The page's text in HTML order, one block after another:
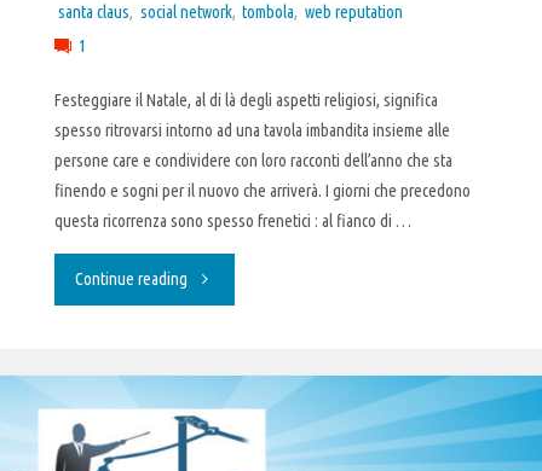
santa claus, social network, tombola, web reputation
1
Festeggiare il Natale, al di là degli aspetti religiosi, significa
spesso ritrovarsi intorno ad una tavola imbandita insieme alle
persone care e condividere con loro racconti dell’anno che sta
finendo e sogni per il nuovo che arriverà. I giorni che precedono
questa ricorrenza sono spesso frenetici : al fianco di …
Continue reading "Buon